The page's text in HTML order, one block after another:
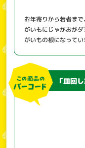
お年寄りから若者ま
がいもにじゃがおが
がいもの根になってい
「皿回し